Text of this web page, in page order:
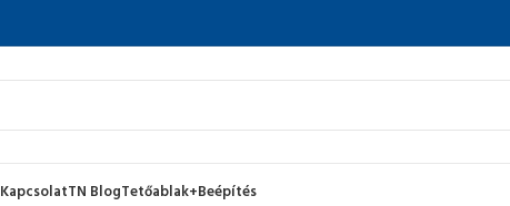
KapcsolatTN BlogTetőablak+Beépítés